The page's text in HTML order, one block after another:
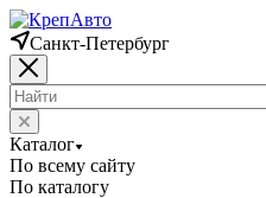
Санкт-Петербург
Каталог
По всему сайту
По каталогу